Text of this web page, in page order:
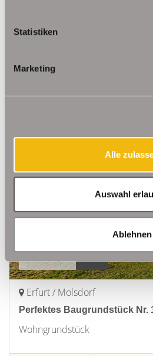
Statistiken
Marketing
Alle
Auswahl
Ablehnen
207.200,- €
Erfurt / Molsdorf
Schön geschnittenes
Molsdorf
740 m²
NEU
Erfurt / Molsdorf
Perfektes Baugrundstück Nr.
Wohngrundstück